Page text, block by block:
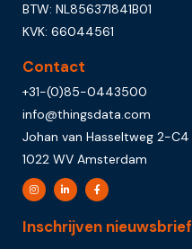
BTW: NL856371841B01
KVK: 66044561
Contact
+31-(0)85-0443500
info@thingsdata.com
Johan van Hasseltweg 2-C4
1022 WV Amsterdam
Inschrijven nieuwsbrief